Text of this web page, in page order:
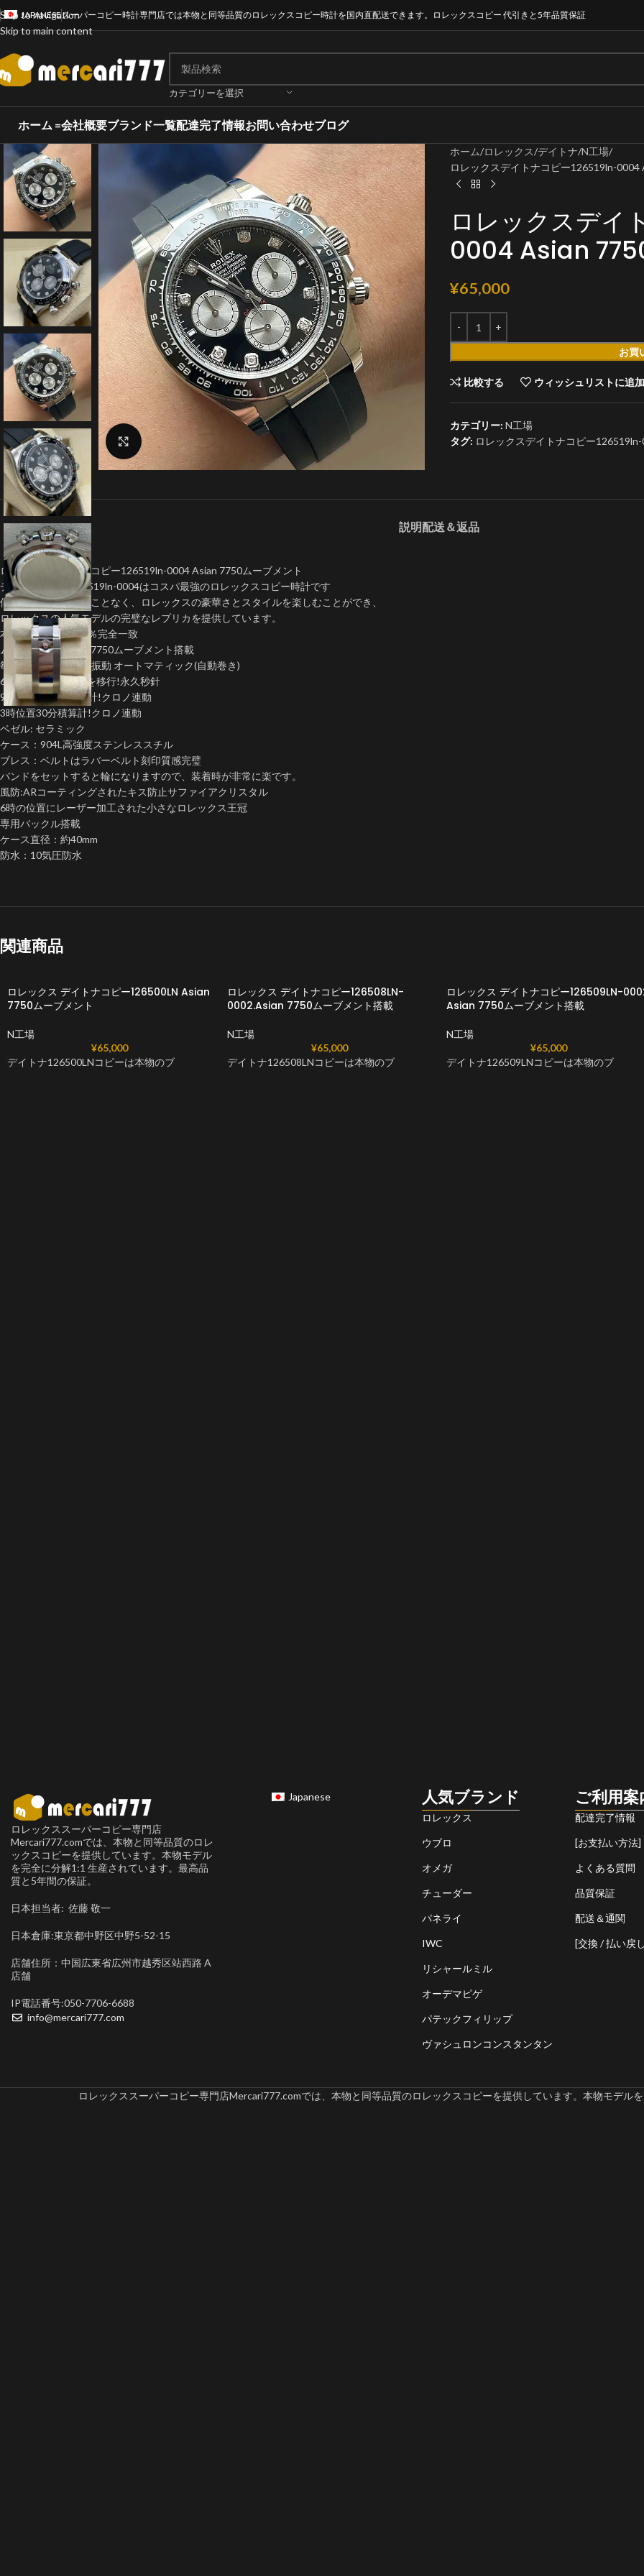
Skip to navigation
Skip to main content
JAPANESEスーパーコピー時計専門店では本物と同等品質のロレックスコピー時計を国内直配送できます。ロレックスコピー 代引きと5年品質保証
カテゴリーを選択
ホーム =会社概要ブランド一覧配達完了情報お問い合わせブログ
クリックで拡大
ホーム ロレックス デイトナ N工場
ロレックスデイトナコピー126519ln-0004
ロレックスデイ
0004 Asian
¥65,000
お買
比較する ウィッシュリストに追
カテゴリー: N工場
タグ: ロレックスデイトナコピー
説明配送＆返品
ロレックスデイトナコピー126519ln-0004 Asian 7750ムーブメント
デイトナコピー126519ln-0004はコスパ最強のロレックスコピー時計です
個人が大金を費やすことなく、ロレックスの豪華さとスタイルを楽しむことができ、
ロレックスの人気モデルの完璧なレプリカを提供しています。
本物の機能とも100％完全一致
ムーブメント:Asian 7750ムーブメント搭載
毎秒８振動・ 28800振動 オートマティック(自動巻き)
6時位置にスモセコを移行!永久秒針
9時位置12時間積算計!クロノ連動
3時位置30分積算計!クロノ連動
ベゼル: セラミック
ケース：904L高強度ステンレススチル
ブレス：ベルトはラバーベルト刻印質感完璧
バンドをセットすると輪になりますので、装着時が非常に楽です。
風防:ARコーティングされたキス防止サファイアクリスタル
6時の位置にレーザー加工された小さなロレックス王冠
専用バックル搭載
ケース直径：約40mm
防水：10気圧防水
関連商品
ロレックス デイトナコピー126500LN Asian
7750ムーブメント
N工場
¥65,000
デイトナ126500LNコピーは本物のブ
ロレックス デイトナコピー126508LN-
0002.Asian 7750ムーブメント搭載
N工場
¥65,000
デイトナ126508LNコピーは本物のブ
ロレックス デイトナコピー126509LN-
Asian 7750ムーブメント搭載
N工場
¥65,000
デイトナ126509LNコピーは本物のブ
ロレックススーパーコピー専門店
Mercari777.comでは、本物と同等品質のロレ
ックスコピーを提供しています。本物モデル
を完全に分解1:1 生産されています。最高品
質と5年間の保証。
日本担当者: 佐藤 敬一
日本倉庫:東京都中野区中野5-52-15
店舗住所：中国広東省広州市越秀区站西路 A
店舗
IP電話番号:050-7706-6688
info@mercari777.com
Japanese 人気ブランド
ロレックス
ウブロ
オメガ
チューダー
パネライ
IWC
リシャールミル
オーデマピゲ
パテックフィリップ
ヴァシュロンコンスタンタン
ご利用案
配達完了情報
[お支払い方法]
よくある質問
品質保証
配送＆通関
[交換 / 払い戻
ロレックススーパーコピー専門店Mercari777.comでは、本物と同等品質のロレックスコピーを提供しています。本物モデル